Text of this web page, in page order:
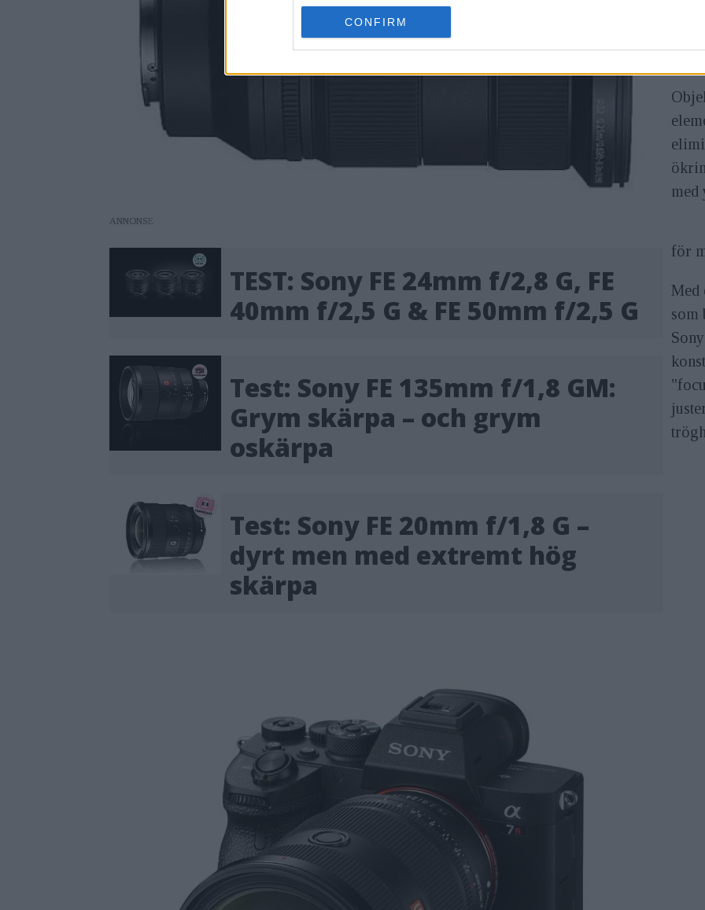
CONFIRM
ANNONS
TEST: Sony FE 24mm f/2,8 G, FE
40mm f/2,5 G & FE 50mm f/2,5 G
Test: Sony FE 135mm f/1,8 GM:
Grym skärpa – och grym
oskärpa
Test: Sony FE 20mm f/1,8 G –
dyrt men med extremt hög
skärpa
med
för
Med
som